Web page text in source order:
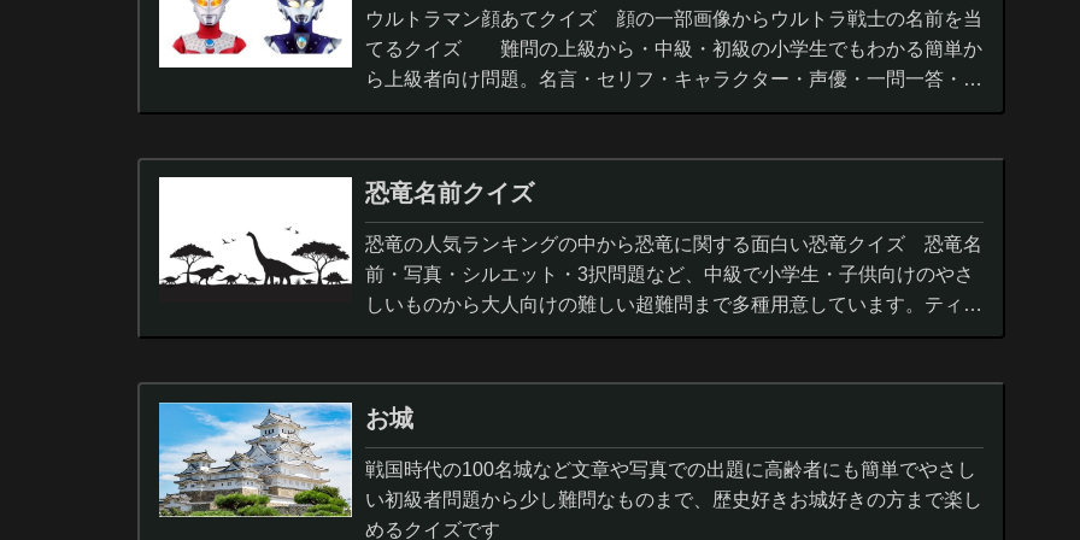
ウルトラマン顔あてクイズ 顔の一部画像からウルトラ戦士の名前を当
てるクイズ 難問の上級から・中級・初級の小学生でもわかる簡単か
ら上級者向け問題。名言・セリフ・キャラクター・声優・一問一答・3
択問題まで。
恐竜名前クイズ
恐竜の人気ランキングの中から恐竜に関する面白い恐竜クイズ 恐竜名
前・写真・シルエット・3択問題など、中級で小学生・子供向けのやさ
しいものから大人向けの難しい超難問まで多種用意しています。ティラ
ノサウルス,スピノサウルス,アロサウルス,モササ...
お城
戦国時代の100名城など文章や写真での出題に高齢者にも簡単でやさし
い初級者問題から少し難問なものまで、歴史好きお城好きの方まで楽し
めるクイズです